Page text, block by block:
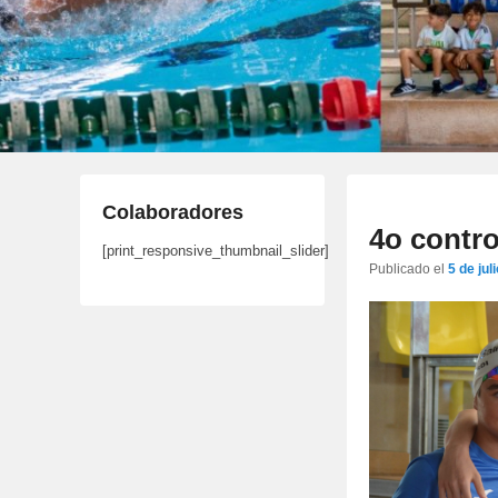
4o
Publicado el 5 de
Colaboradores
[print_responsive_thumbnail_slider]